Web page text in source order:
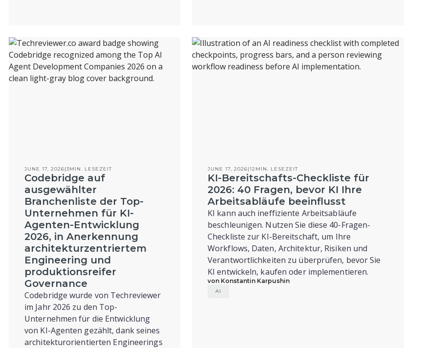
JUNE 17, 2026|3MIN. LESEZEIT
Codebridge auf
ausgewählter
Branchenliste der Top-
Unternehmen für KI-
Agenten-Entwicklung
2026, in Anerkennung
architekturzentriertem
Engineering und
produktionsreifer
Governance
Codebridge wurde von Techreviewer
im Jahr 2026 zu den Top-
Unternehmen für die Entwicklung
von KI-Agenten gezählt, dank seines
architekturorientierten Engineerings
JUNE 17, 2026|12 MIN. LESEZEIT
KI-Bereitschafts-Checkliste für
2026: 40 Fragen, bevor KI Ihre
Arbeitsabläufe beeinflusst
KI kann auch ineffiziente Arbeitsabläufe
beschleunigen. Nutzen Sie diese 40-Fragen-
Checkliste zur KI-Bereitschaft, um Ihre
Workflows, Daten, Architektur, Risiken und
Verantwortlichkeiten zu überprüfen, bevor Sie
KI entwickeln, kaufen oder implementieren.
von Konstantin Karpushin
AI